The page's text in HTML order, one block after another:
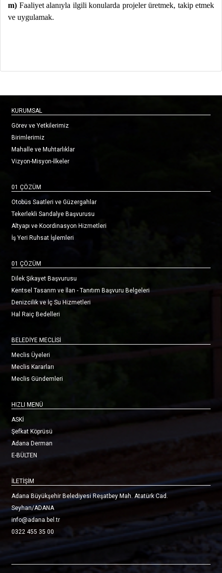
m) Faaliyet alanıyla ilgili konularda projeler üretmek, takip etmek
ve uygulamak.
KURUMSAL
Görev ve Yetkilerimiz
Birimlerimiz
Mahalle ve Muhtarlıklar
Vizyon-Misyon-İlkeler
01 ÇÖZÜM
Otobüs Saatleri ve Güzergahlar
Tekerlekli Sandalye Başvurusu
Altyapı ve Koordinasyon Hizmetleri
İş Yeri Ruhsat İşlemleri
01 ÇÖZÜM
Dilek Şikayet Başvurusu
Kentsel Tasarım ve İlan - Tanıtım Başvuru Belgeleri
Denizcilik ve İç Su Hizmetleri
Hal Raiç Bedelleri
BELEDİYE MECLİSİ
Meclis Üyeleri
Meclis Kararları
Meclis Gündemleri
HIZLI MENÜ
ASKİ
Şefkat Köprüsü
Adana Derman
E-BÜLTEN
İLETİŞİM
Adana Büyükşehir Belediyesi Reşatbey Mah. Atatürk Cad.
Seyhan/ADANA
info@adana.bel.tr
0322 455 35 00